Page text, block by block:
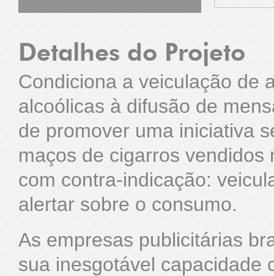
Detalhes do Projeto
Condiciona a veiculação de
alcoólicas à difusão de
de promover uma iniciativa
maços de cigarros
com contra-indicação:
alertar sobre o consumo.
As empresas publicitárias
sua inesgotável capacidade